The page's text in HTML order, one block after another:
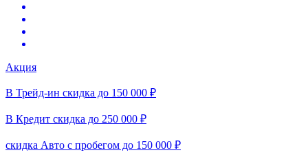
Акция
В Трейд-ин скидка до 150 000 ₽
В Кредит скидка до 250 000 ₽
скидка Авто с пробегом до 150 000 ₽